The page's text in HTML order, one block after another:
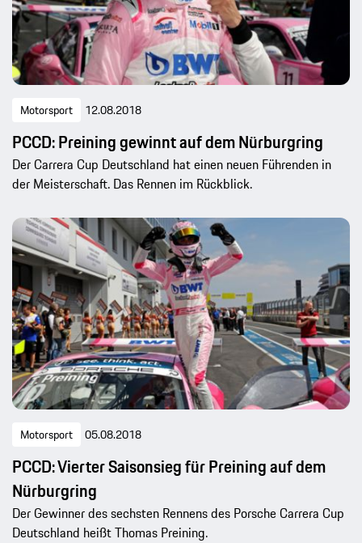
Motorsport 12.08.2018
PCCD: Preining gewinnt auf dem Nürburgring
Der Carrera Cup Deutschland hat einen neuen Führenden in
der Meisterschaft. Das Rennen im Rückblick.
Motorsport 05.08.2018
PCCD: Vierter Saisonsieg für Preining auf dem
Nürburgring
Der Gewinner des sechsten Rennens des Porsche Carrera Cup
Deutschland heißt Thomas Preining.